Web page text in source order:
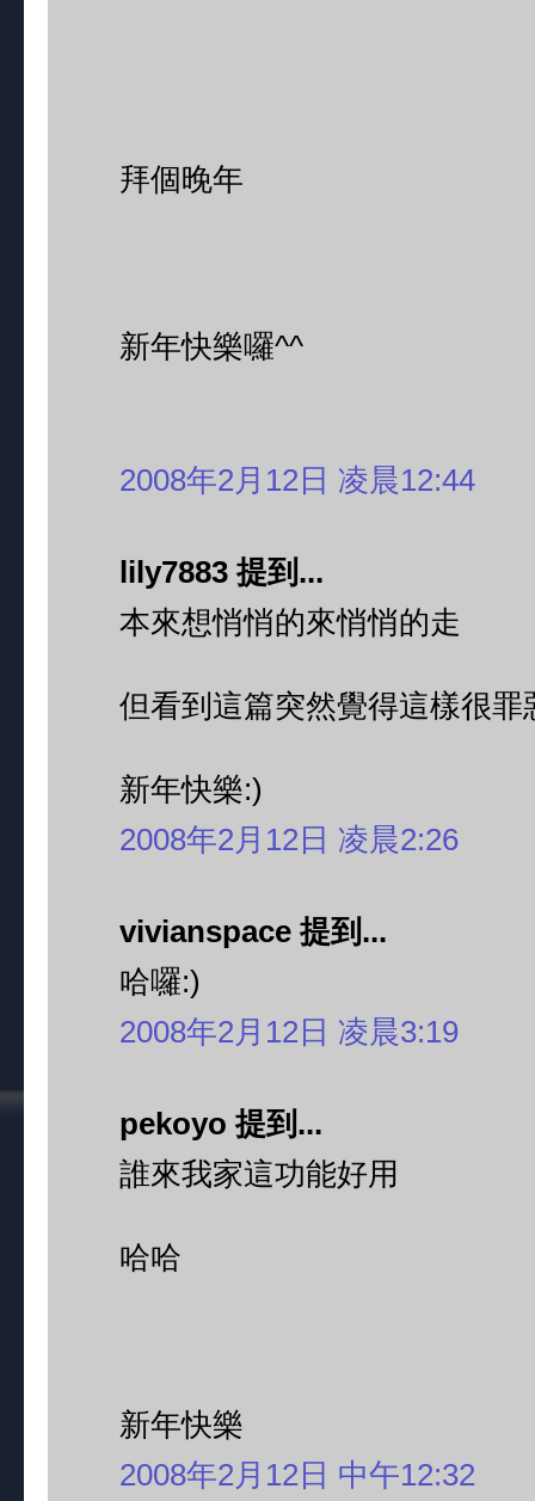
拜個晚年
新年快樂囉^^
2008年2月12日 凌晨12:44
lily7883 提到...
本來想悄悄的來悄悄的走
但看到這篇突然覺得這樣很罪
新年快樂:)
2008年2月12日 凌晨2:26
vivianspace 提到...
哈囉:)
2008年2月12日 凌晨3:19
pekoyo 提到...
誰來我家這功能好用
哈哈
新年快樂
2008年2月12日 中午12:32